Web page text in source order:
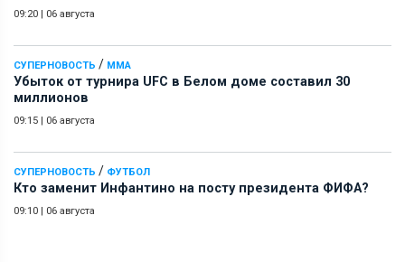
09:20 | 06 августа
СУПЕРНОВОСТЬ / ММА
Убыток от турнира UFC в Белом доме составил 30
миллионов
09:15 | 06 августа
СУПЕРНОВОСТЬ / ФУТБОЛ
Кто заменит Инфантино на посту президента ФИФА?
09:10 | 06 августа